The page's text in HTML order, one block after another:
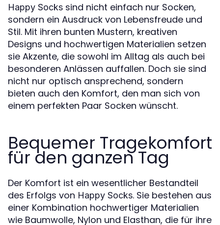
Happy Socks sind nicht einfach nur Socken,
sondern ein Ausdruck von Lebensfreude und
Stil. Mit ihren bunten Mustern, kreativen
Designs und hochwertigen Materialien setzen
sie Akzente, die sowohl im Alltag als auch bei
besonderen Anlässen auffallen. Doch sie sind
nicht nur optisch ansprechend, sondern
bieten auch den Komfort, den man sich von
einem perfekten Paar Socken wünscht.
Bequemer Tragekomfort
für den ganzen Tag
Der Komfort ist ein wesentlicher Bestandteil
des Erfolgs von Happy Socks. Sie bestehen aus
einer Kombination hochwertiger Materialien
wie Baumwolle, Nylon und Elasthan, die für ihre